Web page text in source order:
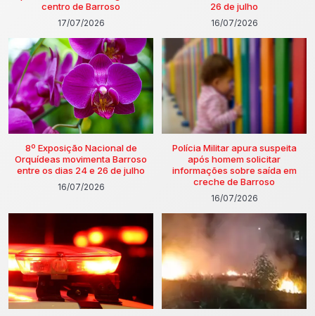
centro de Barroso
17/07/2026
26 de julho
16/07/2026
8º Exposição Nacional de
Orquídeas movimenta Barroso
entre os dias 24 e 26 de julho
16/07/2026
Polícia Militar apura suspeita
após homem solicitar
informações sobre saída em
creche de Barroso
16/07/2026